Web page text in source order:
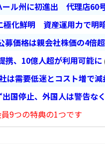
ール州に初進出 代理店60
極化鮮明 資産運用力で明
募価格は親会社株価の4倍超
携、10億人超が利用可能に
は需要低迷とコスト増で減
国停止、外国人は警告な
員9つの特典の1つです